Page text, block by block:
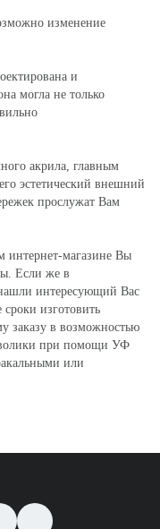
изменение
и
могла не только
акрила, главным
эстетический внешний
прослужат Вам
интернет-магазине Вы
Если же в
интересующий Вас
изготовить
заказу в возможностью
при помощи УФ
или